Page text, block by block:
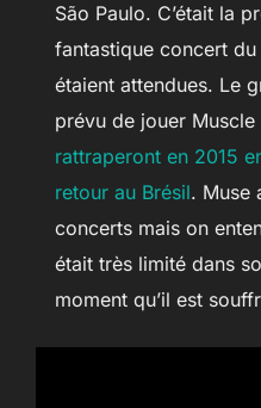
São Paulo. C’était la
fantastique concert
étaient attendues. Le
prévu de jouer Muscle
rattraperont en 2015
retour au Brésil. Muse
concerts mais on
était très limité dans
moment qu’il est